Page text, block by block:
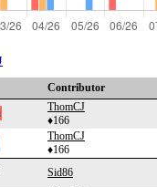
Contributor
ThomCJ
♦166
ThomCJ
♦166
Sid86